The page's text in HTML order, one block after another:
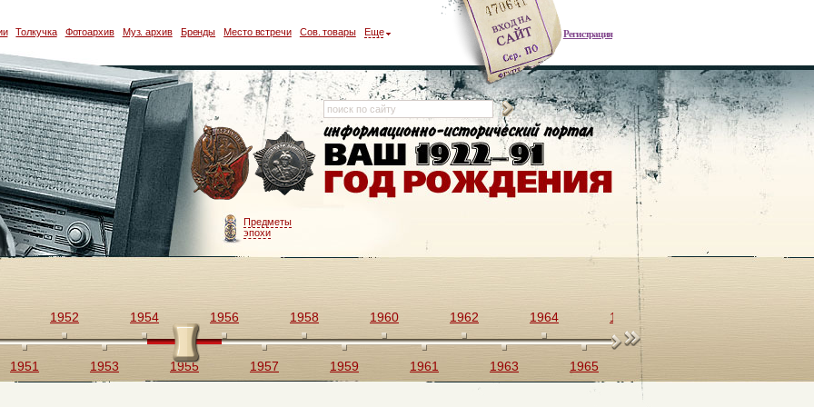
Регистрация
Толкучка Фотоархив Муз. архив Бренды Место встречи Сов. товары Еще
Предметы
эпохи
1951
1952
1953
1954
1955
1956
1957
1958
1959
1960
1961
1962
1963
1964
1965
1966